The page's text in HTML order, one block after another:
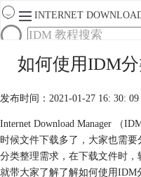
INTERNET
产品
服务
购买
如何使用IDM
发布时间：2021-01-27 16: 30: 09
Internet Download Manager （
时候文件下载多了，大家也需
分类整理需求，在下载文件时，
就带大家了解了解如何使